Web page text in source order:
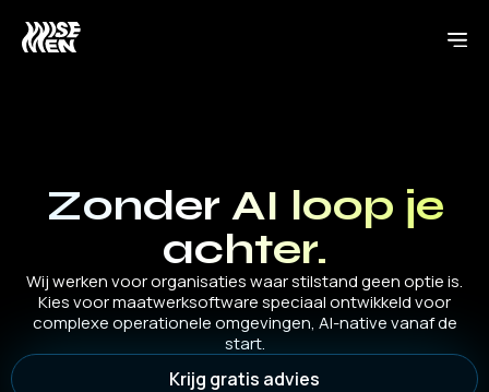
Zonder AI loop je
achter.
Wij werken voor organisaties waar stilstand geen optie is.
Kies voor maatwerksoftware speciaal ontwikkeld voor
complexe operationele omgevingen, AI-native vanaf de
start.
Krijg gratis advies